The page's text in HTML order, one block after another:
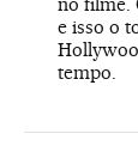
no filme.
e isso o
tempo.